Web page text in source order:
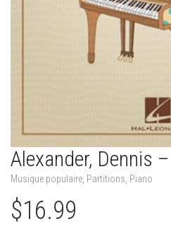
Alexander, Dennis
Musique populaire Partitions Piano
$16.99